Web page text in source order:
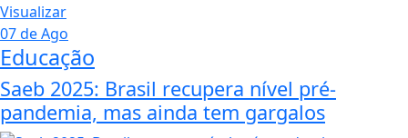
Visualizar
07 de Ago
Educação
Saeb 2025: Brasil recupera nível pré-
pandemia, mas ainda tem gargalos